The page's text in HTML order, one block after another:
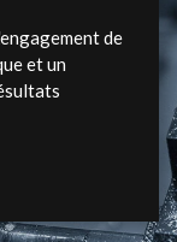
de
et un